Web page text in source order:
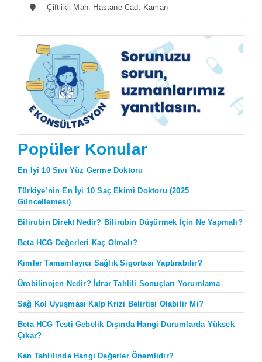
Çiftlikli Mah. Hastane Cad. Kaman
Popüler Konular
En İyi 10 Sıvı Yüz Germe Doktoru
Türkiye’nin En İyi 10 Saç Ekimi Doktoru (2025
Güncellemesi)
Bilirubin Direkt Nedir? Bilirubin Düşürmek İçin Ne Yapmalı?
Beta HCG Değerleri Kaç Olmalı?
Kimler Tamamlayıcı Sağlık Sigortası Yaptırabilir?
Ürobilinojen Nedir? İdrar Tahlili Sonuçları Yorumlama
Sağ Kol Uyuşması Kalp Krizi Belirtisi Olabilir Mi?
Beta HCG Testi Gebelik Dışında Hangi Durumlarda Yüksek
Çıkar?
Kan Tahlilinde Hangi Değerler Önemlidir?